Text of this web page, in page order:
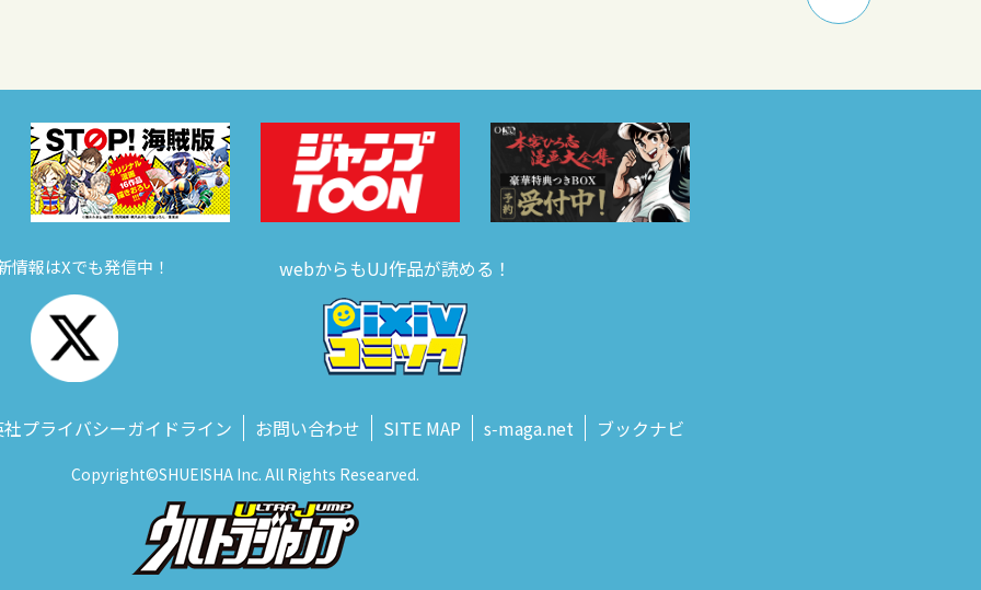
情報はXでも発信中！ webからもUJ作品が読める！
プライバシーガイドライン お問い合わせ SITE MAP s‑maga.net ブックナビ
Copyright©SHUEISHA Inc. All Rights Researved.